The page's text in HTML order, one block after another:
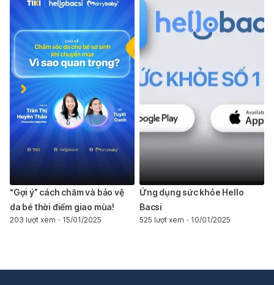
“Gợi ý” cách chăm và bảo vệ
da bé thời điểm giao mùa!
203 lượt xem 15/01/2025
Ứng dụng sức khỏe Hello
Bacsi
525 lượt xem 10/01/2025